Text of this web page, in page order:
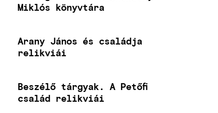
Miklós könyvtára
Arany János és családja
relikviái
Beszélő tárgyak. A Petőfi
család relikviái